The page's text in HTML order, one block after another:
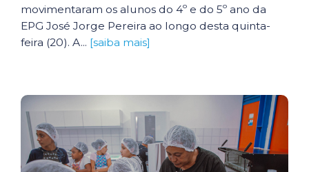
movimentaram os alunos do 4º e do 5º ano da
EPG José Jorge Pereira ao longo desta quinta-
feira (20). A... [saiba mais]